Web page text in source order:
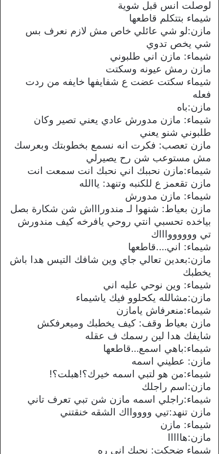
لوصلت انس قبل شوية
شيماء بتتكلم قاطعها
مازن:لو شي عائلي خاص مش لازم نعرف بس
شي يخص تدوي
شيماء: مازن اني طلبوني
مازن رمش عيونه وسكتت
شيماء سكتت عضت ع شفايفها خايفه من ردت
فعله
مازن:باه
شيماء: مازن مدورش عادي يعني تصير وكان
طلبوني شنو يعني
مازن تعصب: فكرت انه نسمع بخطوبتك وبعرسك
مش مستوعب شن رح يصيرلي
شيماء:مازن نحببك اني نحبك انت سمعت انت
مازن تقعمز ع للكنبه وتنهد: ياالله
شيماء: مازن مدورش
مازن بعياط: شنهوا لـ مندوراااش شن شكارة بصل
بياخده تحسبي انتي روحي يافرخه كيف مندورش
تي وووووواااك
شيماء: اني….قاطعها
مازن:بعدين تعالي جاي وين شافك التيس هدا باش
يخطبك
شيماء: وين نوحي عليه اني
مازن:مشالله يكحلوو فيك ياشيماء
شيماء:منعرفاش يامازن
مازن بعياط وقف: كيف يخطبك وميعرفكش
شايفك هدا لين رسمك ف عقله
شيماء:باهي اسمع…قاطعها
مازن: عطيني اسمه
شيماء:من هو لتبي اسمه خيرك؟!هبلت؟!
مازن:اسم راجلك
شيماء:راجلي اسمه مازن شن تبي تعرف تاني
مازن تنهد:تيي ووووااك الشقه خنقتني
شيماء: مازن
مازن:هااااا
شيماء ضحكت: نحبك اني ره